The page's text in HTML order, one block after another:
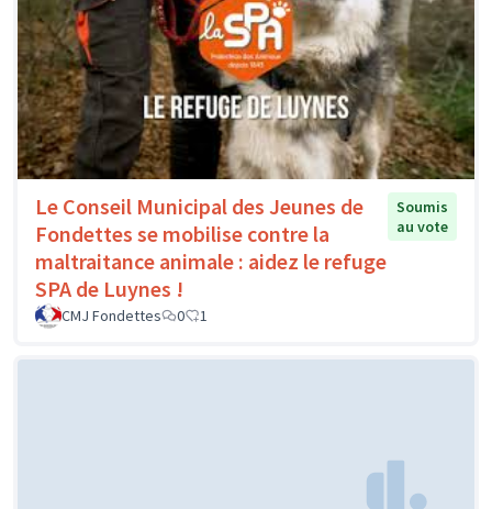
Le Conseil Municipal des Jeunes de
Fondettes se mobilise contre la
maltraitance animale : aidez le refuge
SPA de Luynes !
Soumis
au vote
CMJ Fondettes 0 1